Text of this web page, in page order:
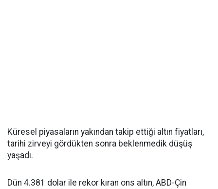
Küresel piyasaların yakından takip ettiği altın fiyatları,
tarihi zirveyi gördükten sonra beklenmedik düşüş
yaşadı.
Dün 4.381 dolar ile rekor kıran ons altın, ABD-Çin